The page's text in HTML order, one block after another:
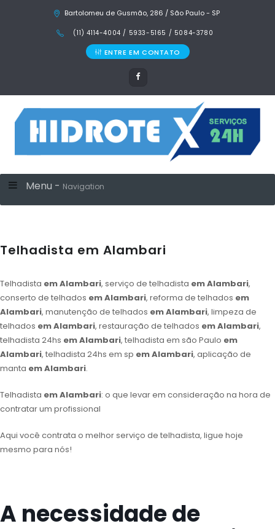
Bartolomeu de Gusmão, 286 / São Paulo - SP
(11) 4114-4004 / 5933-5165 / 5084-3780
ENTRE EM CONTATO
Menu - Navigation
Telhadista em Alambari
Telhadista em Alambari, serviço de telhadista em Alambari,
conserto de telhados em Alambari, reforma de telhados em
Alambari, manutenção de telhados em Alambari, limpeza de
telhados em Alambari, restauração de telhados em Alambari,
telhadista 24hs em Alambari, telhadista em são Paulo em
Alambari, telhadista 24hs em sp em Alambari, aplicação de
manta em Alambari.
Telhadista em Alambari: o que levar em consideração na hora de
contratar um profissional
Aqui você contrata o melhor serviço de telhadista, ligue hoje
mesmo para nós!
A necessidade de